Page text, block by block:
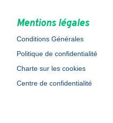
Mentions légales
Conditions Générales
Politique de confidentialité
Charte sur les cookies
Centre de confidentialité